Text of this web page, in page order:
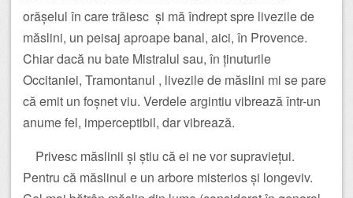
orășelul în care trăiesc și mă îndrept spre livezile de
măslini, un peisaj aproape banal, aici, în Provence.
Chiar dacă nu bate Mistralul sau, în ținuturile
Occitaniei, Tramontanul , livezile de măslini mi se pare
că emit un foșnet viu. Verdele argintiu vibrează într-un
anume fel, imperceptibil, dar vibrează.
Privesc măslinii și știu că ei ne vor supraviețui.
Pentru că măslinul e un arbore misterios și longeviv.